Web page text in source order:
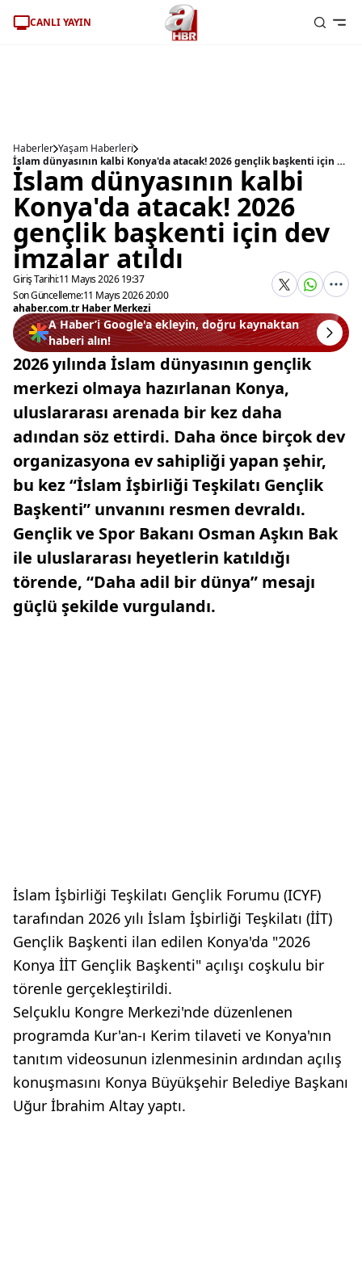
CANLI YAYIN
Haberler Yaşam Haberleri
İslam dünyasının kalbi Konya'da atacak! 2026 gençlik başkenti için dev imzalar atıldı
İslam dünyasının kalbi
Konya'da atacak! 2026
gençlik başkenti için dev
imzalar atıldı
Giriş Tarihi:11 Mayıs 2026 19:37
Son Güncelleme:11 Mayıs 2026 20:00
ahaber.com.tr Haber Merkezi
A Haber’i Google'a ekleyin, doğru kaynaktan
haberi alın!
2026 yılında İslam dünyasının gençlik
merkezi olmaya hazırlanan Konya,
uluslararası arenada bir kez daha
adından söz ettirdi. Daha önce birçok dev
organizasyona ev sahipliği yapan şehir,
bu kez “İslam İşbirliği Teşkilatı Gençlik
Başkenti” unvanını resmen devraldı.
Gençlik ve Spor Bakanı Osman Aşkın Bak
ile uluslararası heyetlerin katıldığı
törende, “Daha adil bir dünya” mesajı
güçlü şekilde vurgulandı.
İslam İşbirliği Teşkilatı Gençlik Forumu (ICYF)
tarafından 2026 yılı İslam İşbirliği Teşkilatı (İİT)
Gençlik Başkenti ilan edilen Konya'da "2026
Konya İİT Gençlik Başkenti" açılışı coşkulu bir
törenle gerçekleştirildi.
Selçuklu Kongre Merkezi'nde düzenlenen
programda Kur'an-ı Kerim tilaveti ve Konya'nın
tanıtım videosunun izlenmesinin ardından açılış
konuşmasını Konya Büyükşehir Belediye Başkanı
Uğur İbrahim Altay yaptı.